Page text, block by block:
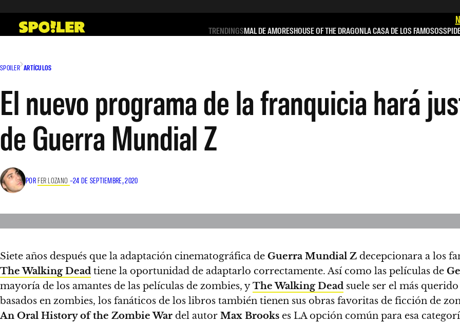
contenido
TRENDINGSMAL DE AMORESHOUSE OF THE DRAGONLA CASA DE LOS FAMOSOS
SPOILER ARTÍCULOS
El nuevo programa de la franquicia hará
de Guerra Mundial Z
POR FER LOZANO –24 DE SEPTIEMBRE, 2020
Siete años después que la adaptación cinematográfica de Guerra Mundial Z decepcionara a los
The Walking Dead tiene la oportunidad de adaptarlo correctamente. Así como las películas de
mayoría de los amantes de las películas de zombies, yThe Walking Dead suele ser el más
basados en zombies, los fanáticos de los libros también tienen sus obras favoritas de ficción de
An Oral History of the Zombie War del autor Max Brooks es LA opción común para esa